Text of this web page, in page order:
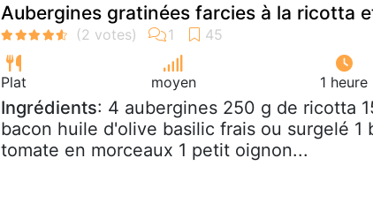
Aubergines gratinées farcies à la ricotta
Plat moyen 1 heure
Ingrédients: 4 aubergines 250 g de ricotta
bacon huile d'olive basilic frais ou surgelé 1
tomate en morceaux 1 petit oignon...